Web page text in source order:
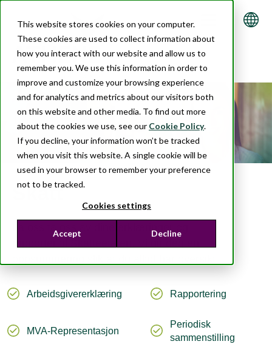
This website stores cookies on your computer.
These cookies are used to collect information about
how you interact with our website and allow us to
remember you. We use this information in order to
improve and customize your browsing experience
and for analytics and metrics about our visitors both
on this website and other media. To find out more
about the cookies we use, see our Cookie Policy.
If you decline, your information won’t be tracked
when you visit this website. A single cookie will be
used in your browser to remember your preference
not to be tracked.
Cookies settings
Accept Decline
Skatt
La oss ta oss av dine erklæringer og
Arbeidsgivererklæring Rapportering
MVA-Representasjon
Periodisk
sammenstilling